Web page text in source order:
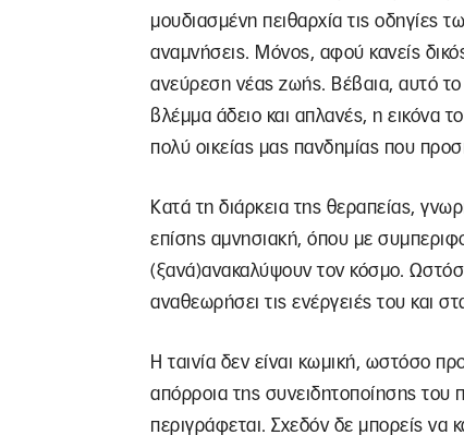
μουδιασμένη πειθαρχία τις οδηγίες
αναμνήσεις. Μόνος, αφού κανείς
ανεύρεση νέας ζωής. Βέβαια, αυτό
βλέμμα άδειο και απλανές, η εικόνα
πολύ οικείας μας πανδημίας που
Κατά τη διάρκεια της θεραπείας,
επίσης αμνησιακή, όπου με
(ξανά)ανακαλύψουν τον κόσμο.
αναθεωρήσει τις ενέργειές του και
Η ταινία δεν είναι κωμική, ωστόσο
απόρροια της συνειδητοποίησης του
περιγράφεται. Σχεδόν δε μπορείς να